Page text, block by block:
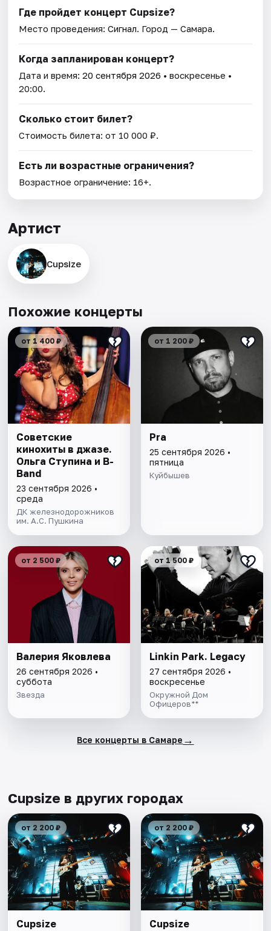
Где пройдет концерт Cupsize?
Место проведения:Сигнал. Город — Самара.
Когда запланирован концерт?
Дата и время:20 сентября 2026 • воскресенье •
20:00.
Сколько стоит билет?
Стоимость билета: от 10 000 ₽.
Есть ли возрастные ограничения?
Возрастное ограничение: 16+.
Артист
Cupsize
Похожие концерты
от 1 400 ₽
Советские
кинохиты в джазе.
Ольга Ступина и B-
Band
23 сентября 2026 •
среда
ДК железнодорожников
им. А.С. Пушкина
от 1 200 ₽
Pra
25 сентября 2026 •
пятница
Куйбышев
от 2 500 ₽
Валерия Яковлева
26 сентября 2026 •
суббота
Звезда
от 1 500 ₽
Linkin Park. Legacy
27 сентября 2026 •
воскресенье
Окружной Дом
Офицеров**
Все концерты в Самаре →
Cupsize в других городах
от 2 200 ₽
Cupsize
от 2 200 ₽
Cupsize